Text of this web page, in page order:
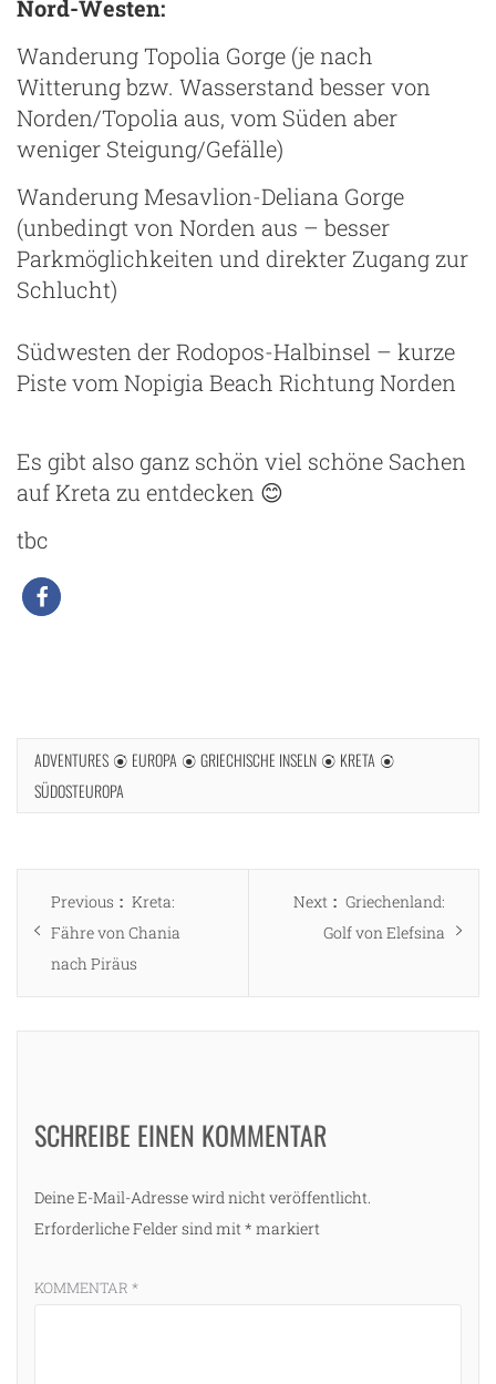
Nord-Westen:
Wanderung Topolia Gorge (je nach
Witterung bzw. Wasserstand besser von
Norden/Topolia aus, vom Süden aber
weniger Steigung/Gefälle)
Wanderung Mesavlion-Deliana Gorge
(unbedingt von Norden aus – besser
Parkmöglichkeiten und direkter Zugang zur
Schlucht)
Südwesten der Rodopos-Halbinsel – kurze
Piste vom Nopigia Beach Richtung Norden
Es gibt also ganz schön viel schöne Sachen
auf Kreta zu entdecken 😊
tbc
ADVENTURES EUROPA GRIECHISCHE INSELN
KRETA
SÜDOSTEUROPA
Beitragsnavigation
Previous
Previous
post:
Kreta:
Fähre von Chania
nach Piräus
Next
Next
post:
Griechenland:
Golf von Elefsina
SCHREIBE EINEN KOMMENTAR
Deine E-Mail-Adresse wird nicht veröffentlicht.
Erforderliche Felder sind mit* markiert
KOMMENTAR *